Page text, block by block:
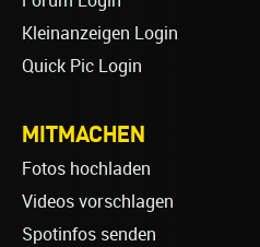
Kleinanzeigen Login
Quick Pic Login
MITMACHEN
Fotos hochladen
Videos vorschlagen
Spotinfos senden